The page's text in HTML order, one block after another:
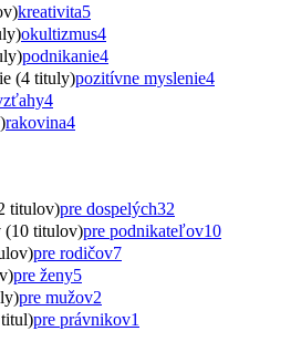
kreativita5
okultizmus4
podnikanie4
(4 tituly)pozitívne myslenie4
4
rakovina4
titulov)pre dospelých32
(10 titulov)pre podnikateľov10
pre rodičov7
pre ženy5
pre mužov2
pre právnikov1